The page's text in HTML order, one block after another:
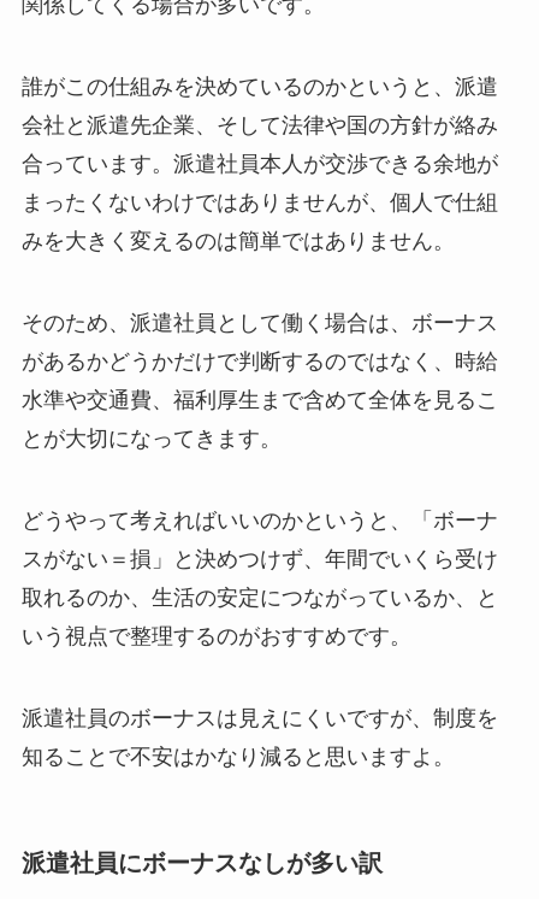
関係してくる場合が多いです。
誰がこの仕組みを決めているのかというと、派遣
会社と派遣先企業、そして法律や国の方針が絡み
合っています。派遣社員本人が交渉できる余地が
まったくないわけではありませんが、個人で仕組
みを大きく変えるのは簡単ではありません。
そのため、派遣社員として働く場合は、ボーナス
があるかどうかだけで判断するのではなく、時給
水準や交通費、福利厚生まで含めて全体を見るこ
とが大切になってきます。
どうやって考えればいいのかというと、「ボーナ
スがない＝損」と決めつけず、年間でいくら受け
取れるのか、生活の安定につながっているか、と
いう視点で整理するのがおすすめです。
派遣社員のボーナスは見えにくいですが、制度を
知ることで不安はかなり減ると思いますよ。
派遣社員にボーナスなしが多い訳